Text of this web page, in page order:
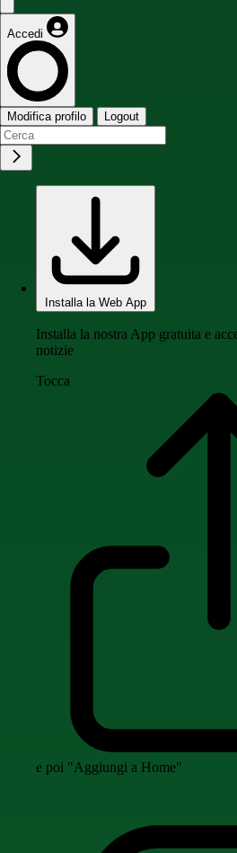
Accedi
Modifica profilo Logout
Installa la Web App
Installa la nostra App gratuita e
notizie
Tocca
e poi "Aggiungi a Home"